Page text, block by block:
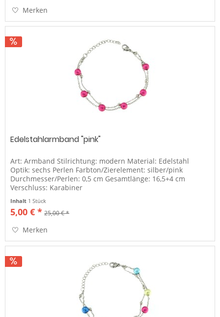
Merken
Edelstahlarmband "pink"
Art: Armband Stilrichtung: modern Material: Edelstahl
Optik: sechs Perlen Farbton/Zierelement: silber/pink
Durchmesser/Perlen: 0,5 cm Gesamtlänge: 16,5+4 cm
Verschluss: Karabiner
Inhalt 1 Stück
5,00 € * 25,00 € *
Merken